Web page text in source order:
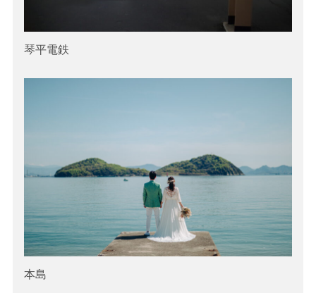
琴平電鉄
本島